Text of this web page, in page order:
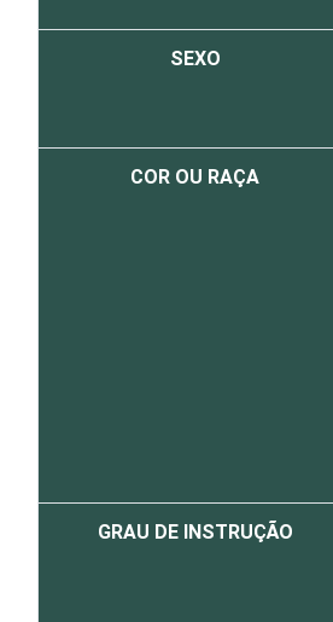
SEXO
COR OU RAÇA
GRAU DE INSTRUÇÃO